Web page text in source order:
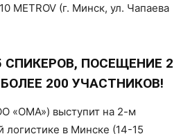
METROV (г. Минск, ул. Чапаева
СПИКЕРОВ, ПОСЕЩЕНИЕ 2
200 УЧАСТНИКОВ!